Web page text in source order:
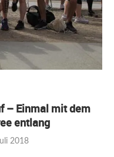
– Einmal mit dem
entlang
2018